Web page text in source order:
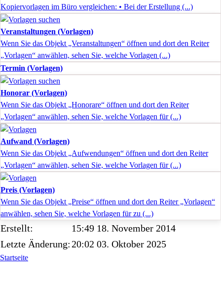
Kopiervorlagen im Büro vergleichen: • Bei der Erstellung (...)
Veranstaltungen (Vorlagen)
Wenn Sie das Objekt „Veranstaltungen“ öffnen und dort den Reiter
„Vorlagen“ anwählen, sehen Sie, welche Vorlagen (...)
Termin (Vorlagen)
Honorar (Vorlagen)
Wenn Sie das Objekt „Honorare“ öffnen und dort den Reiter
„Vorlagen“ anwählen, sehen Sie, welche Vorlagen für (...)
Aufwand (Vorlagen)
Wenn Sie das Objekt „Aufwendungen“ öffnen und dort den Reiter
„Vorlagen“ anwählen, sehen Sie, welche Vorlagen für (...)
Preis (Vorlagen)
Wenn Sie das Objekt „Preise“ öffnen und dort den Reiter „Vorlagen“
anwählen, sehen Sie, welche Vorlagen für zu (...)
Erstellt:
15:49 18. November 2014
Letzte Änderung: 20:02 03. Oktober 2025
Startseite